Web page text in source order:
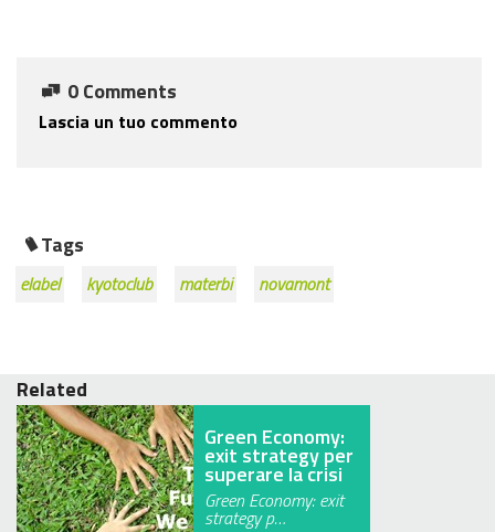
0 Comments
Lascia un tuo commento
Tags
elabel kyotoclub materbi novamont
Related
Green Economy:
exit strategy per
superare la crisi
Green Economy: exit
strategy p…